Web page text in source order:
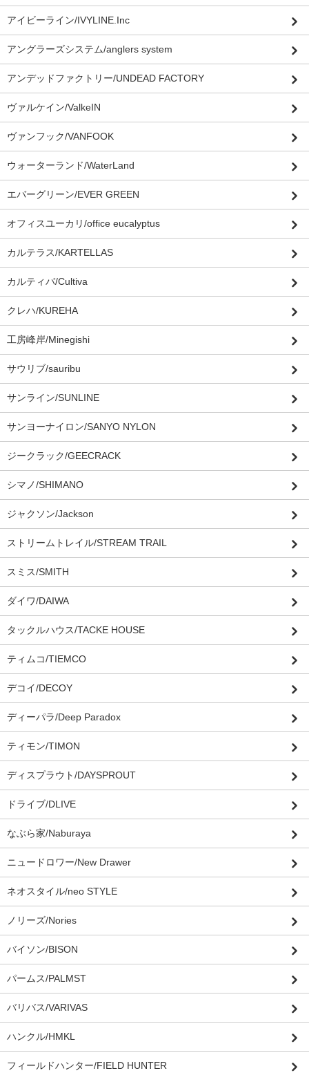
アイビーライン/IVYLINE.Inc
アングラーズシステム/anglers system
アンデッドファクトリー/UNDEAD FACTORY
ヴァルケイン/ValkeIN
ヴァンフック/VANFOOK
ウォーターランド/WaterLand
エバーグリーン/EVER GREEN
オフィスユーカリ/office eucalyptus
カルテラス/KARTELLAS
カルティバ/Cultiva
クレハ/KUREHA
工房峰岸/Minegishi
サウリブ/sauribu
サンライン/SUNLINE
サンヨーナイロン/SANYO NYLON
ジークラック/GEECRACK
シマノ/SHIMANO
ジャクソン/Jackson
ストリームトレイル/STREAM TRAIL
スミス/SMITH
ダイワ/DAIWA
タックルハウス/TACKE HOUSE
ティムコ/TIEMCO
デコイ/DECOY
ディーパラ/Deep Paradox
ティモン/TIMON
ディスプラウト/DAYSPROUT
ドライブ/DLIVE
なぶら家/Naburaya
ニュードロワー/New Drawer
ネオスタイル/neo STYLE
ノリーズ/Nories
バイソン/BISON
パームス/PALMST
バリバス/VARIVAS
ハンクル/HMKL
フィールドハンター/FIELD HUNTER